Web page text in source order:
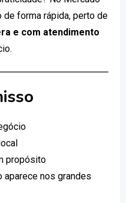
de forma rápida, perto de
e com atendimento
propósito
aparece nos grandes